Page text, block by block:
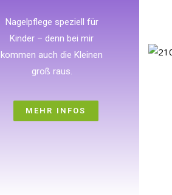
Nagelpflege speziell für
Kinder – denn bei mir
kommen auch die Kleinen
groß raus.
MEHR INFOS